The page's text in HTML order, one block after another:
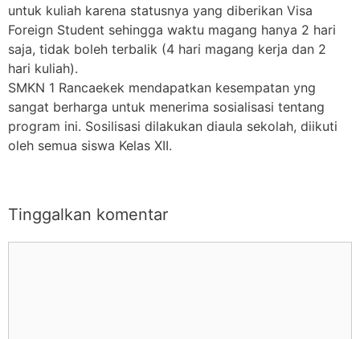
untuk kuliah karena statusnya yang diberikan Visa
Foreign Student sehingga waktu magang hanya 2 hari
saja, tidak boleh terbalik (4 hari magang kerja dan 2
hari kuliah).
SMKN 1 Rancaekek mendapatkan kesempatan yng
sangat berharga untuk menerima sosialisasi tentang
program ini. Sosilisasi dilakukan diaula sekolah, diikuti
oleh semua siswa Kelas XII.
Tinggalkan komentar